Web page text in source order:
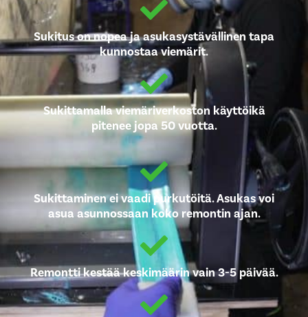
Sukitus on nopea ja asukasystävällinen tapa
kunnostaa viemärit.
Sukittamalla viemäriverkoston käyttöikä
pitenee jopa 50 vuotta.
Sukittaminen ei vaadi purkutöitä. Asukas voi
asua asunnossaan koko remontin ajan.
Remontti kestää keskimäärin vain 3-5 päivää.